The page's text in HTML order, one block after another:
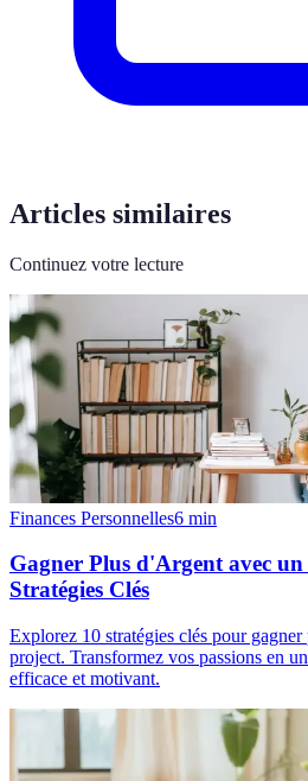
Articles similaires
Continuez votre lecture
Finances Personnelles6 min
Gagner Plus d'Argent avec
Stratégies Clés
Explorez 10 stratégies clés pour
project. Transformez vos passions en
efficace et motivant.